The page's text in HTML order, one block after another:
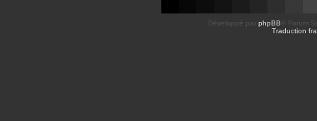
Développé par phpBB ® Forum
Traduction